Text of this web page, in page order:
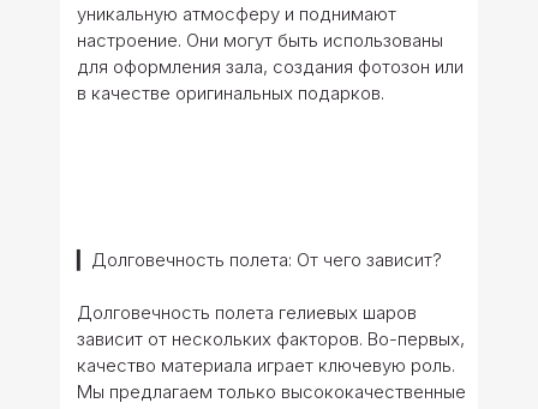
уникальную атмосферу и поднимают
настроение. Они могут быть использованы
для оформления зала, создания фотозон или
в качестве оригинальных подарков.
▎Долговечность полета: От чего зависит?
Долговечность полета гелиевых шаров
зависит от нескольких факторов. Во-первых,
качество материала играет ключевую роль.
Мы предлагаем только высококачественные